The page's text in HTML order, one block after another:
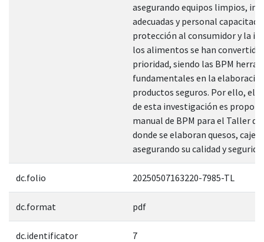
asegurando equipos limpios,
adecuadas y personal
protección al consumidor y la
los alimentos se han convertido
prioridad, siendo las BPM
fundamentales en la
productos seguros. Por ello, el
de esta investigación es
manual de BPM para el Taller
donde se elaboran quesos,
asegurando su calidad y
dc.folio 20250507163220-7985-TL
dc.format pdf
dc.identificator 7